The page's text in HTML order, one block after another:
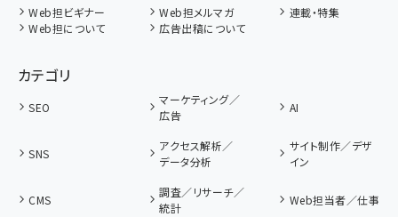
Web担ビギナー Web担メルマガ
連載・特集
Web担について
広告出稿について
カテゴリ
SEO
マーケティング／
広告
AI
SNS
アクセス解析／
データ分析
サイト制作／デザ
イン
CMS
調査／リサーチ／
統計
Web担当者／仕事